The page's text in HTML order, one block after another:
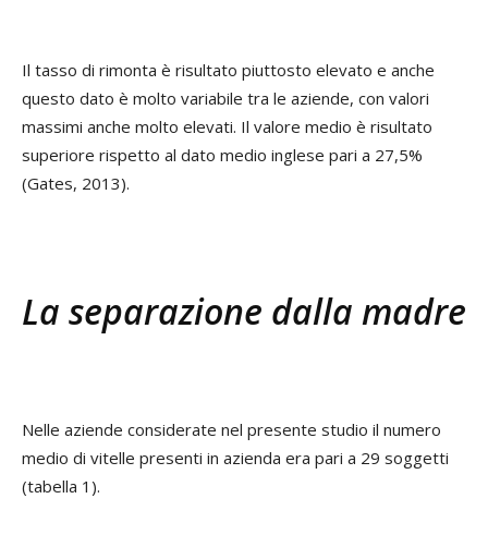
Il tasso di rimonta è risultato piuttosto elevato e anche
questo dato è molto variabile tra le aziende, con valori
massimi anche molto elevati. Il valore medio è risultato
superiore rispetto al dato medio inglese pari a 27,5%
(Gates, 2013).
La separazione dalla madre
Nelle aziende considerate nel presente studio il numero
medio di vitelle presenti in azienda era pari a 29 soggetti
(tabella 1).